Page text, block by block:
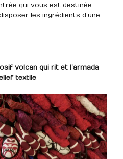
qui vous est destinée
les ingrédients d’une
volcan qui rit et l’armada
textile